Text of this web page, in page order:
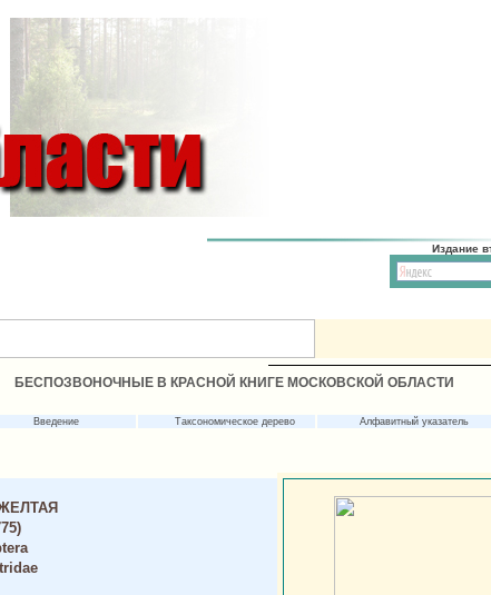
Издание
БЕСПОЗВОНОЧНЫЕ В КРАСНОЙ КНИГЕ МОСКОВСКОЙ ОБЛАСТИ
Введение Таксономическое дерево Алфавитный указатель